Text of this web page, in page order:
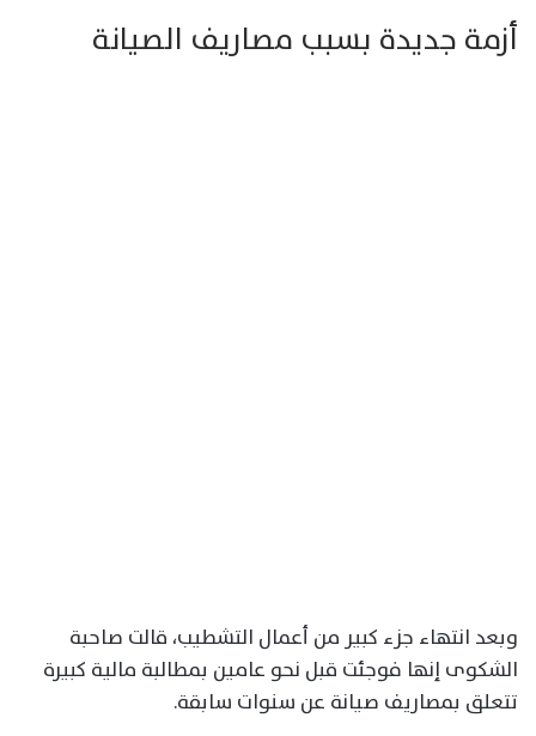
أزمة جديدة بسبب مصاريف الصيانة
وبعد انتهاء جزء كبير من أعمال التشطيب، قالت صاحبة
الشكوى إنها فوجئت قبل نحو عامين بمطالبة مالية كبيرة
تتعلق بمصاريف صيانة عن سنوات سابقة.